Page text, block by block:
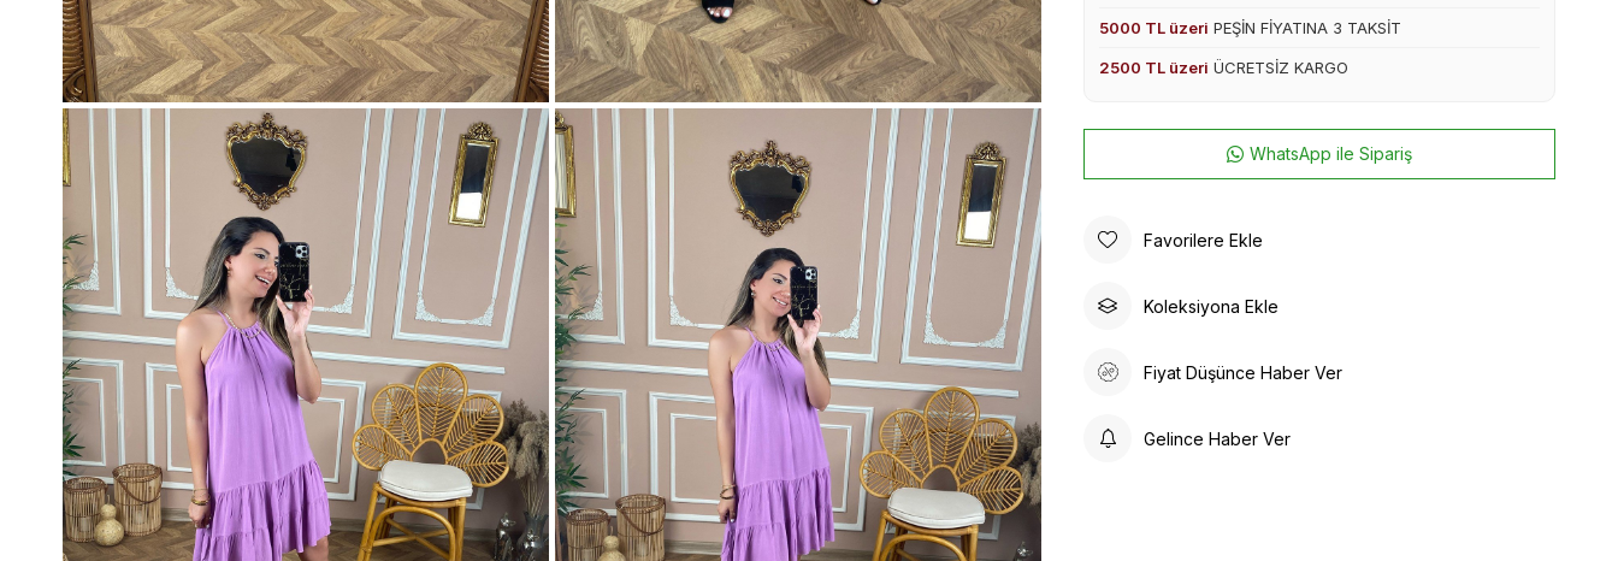
5000 TL üzeri PEŞİN FİYATINA 3 TAKSİT
2500 TL üzeri ÜCRETSİZ KARGO
WhatsApp ile Sipariş
Favorilere Ekle
Koleksiyona Ekle
Fiyat Düşünce Haber Ver
Gelince Haber Ver